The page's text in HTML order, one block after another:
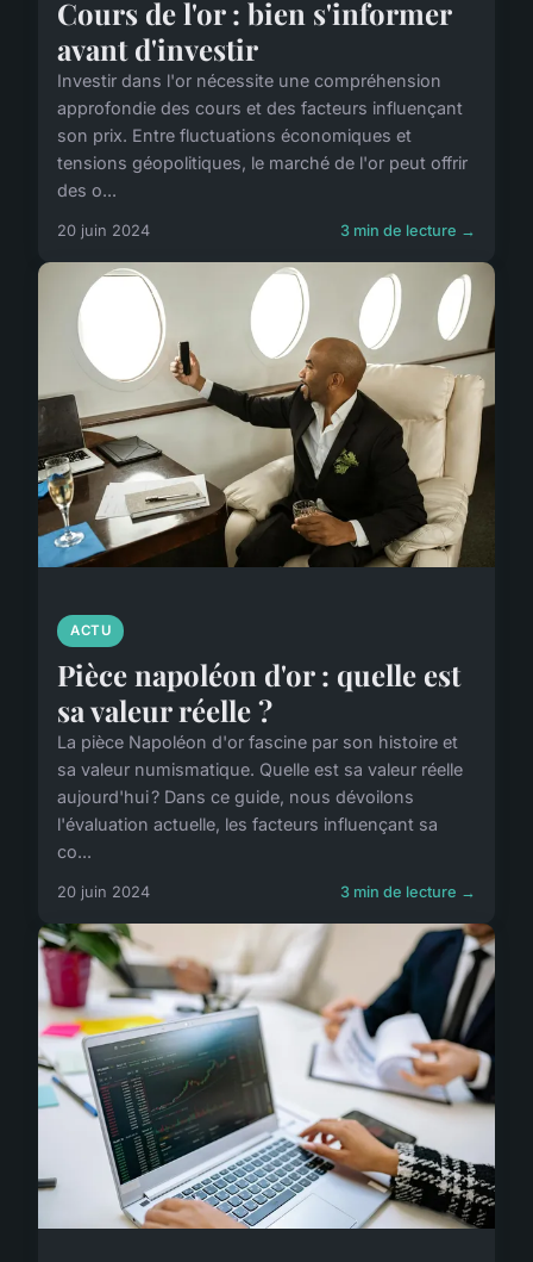
Cours de l'or : bien s'informer
avant d'investir
Investir dans l'or nécessite une compréhension
approfondie des cours et des facteurs influençant
son prix. Entre fluctuations économiques et
tensions géopolitiques, le marché de l'or peut offrir
des o...
20 juin 2024 3 min de lecture →
ACTU
Pièce napoléon d'or : quelle est
sa valeur réelle ?
La pièce Napoléon d'or fascine par son histoire et
sa valeur numismatique. Quelle est sa valeur réelle
aujourd'hui ? Dans ce guide, nous dévoilons
l'évaluation actuelle, les facteurs influençant sa
co...
20 juin 2024 3 min de lecture →